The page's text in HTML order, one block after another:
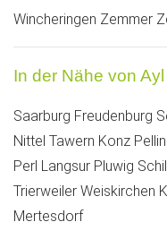
Wincheringen Zemmer
In der Nähe von Ayl
Saarburg Freudenburg
Nittel Tawern Konz
Perl Langsur Pluwig
Trierweiler Weiskirchen
Mertesdorf